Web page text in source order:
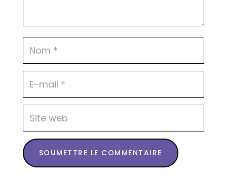
SOUMETTRE LE COMMENTAIRE